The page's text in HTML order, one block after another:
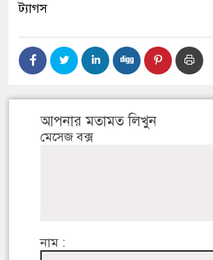
ট্যাগস
আপনার মতামত লিখুন
মেসেজ বক্স
নাম :